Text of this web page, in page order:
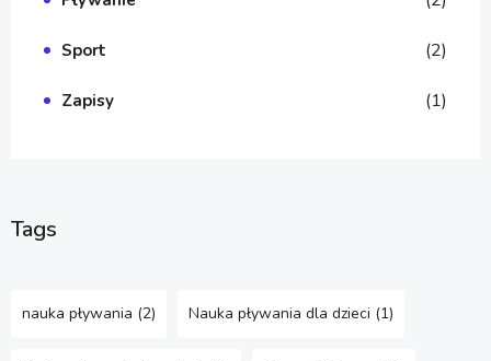
Sport (2)
Zapisy (1)
Tags
nauka pływania (2) Nauka pływania dla dzieci (1)